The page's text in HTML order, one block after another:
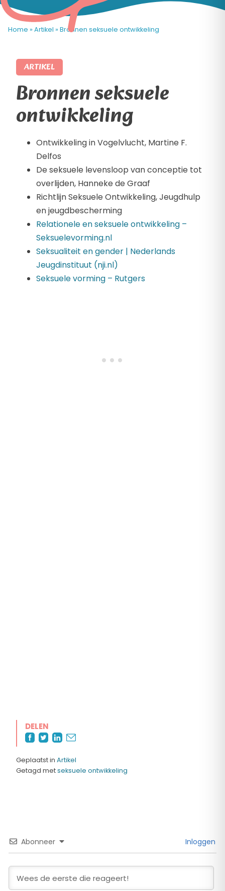
Home » Artikel » Bronnen seksuele ontwikkeling
ARTIKEL
Bronnen seksuele
ontwikkeling
Ontwikkeling in Vogelvlucht, Martine F.
Delfos
De seksuele levensloop van conceptie tot
overlijden, Hanneke de Graaf
Richtlijn Seksuele Ontwikkeling, Jeugdhulp
en jeugdbescherming
Relationele en seksuele ontwikkeling –
Seksuelevorming.nl
Seksualiteit en gender | Nederlands
Jeugdinstituut (nji.nl)
Seksuele vorming – Rutgers
DELEN
Geplaatst in Artikel
Getagd metseksuele ontwikkeling
Abonneer Inloggen